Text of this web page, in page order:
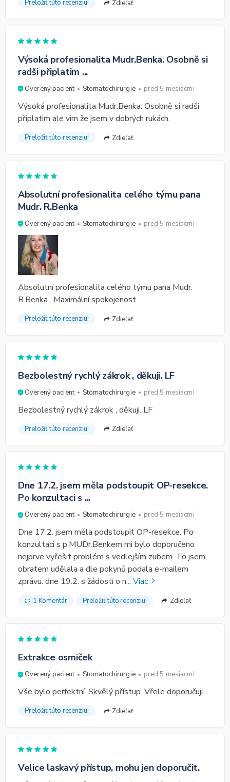
Preložiť túto recenziu! Zdieľať
Výsoká profesionalita Mudr.Benka. Osobně si
radši připlatim ...
Overený pacient Stomatochirurgie pred 5 mesiacmi
Výsoká profesionalita Mudr.Benka. Osobně si radši
připlatim ale vim že jsem v dobrých rukách.
Preložiť túto recenziu! Zdieľať
Absolutní profesionalita celého týmu pana
Mudr. R.Benka
Overený pacient Stomatochirurgie pred 5 mesiacmi
Absolutní profesionalita celého týmu pana Mudr.
R.Benka . Maximální spokojenost
Preložiť túto recenziu! Zdieľať
Bezbolestný rychlý zákrok , děkuji. LF
Overený pacient Stomatochirurgie pred 5 mesiacmi
Bezbolestný rychlý zákrok , děkuji. LF
Preložiť túto recenziu! Zdieľať
Dne 17.2. jsem měla podstoupit OP-resekce.
Po konzultaci s ...
Overený pacient Stomatochirurgie pred 5 mesiacmi
Dne 17.2. jsem měla podstoupit OP-resekce. Po
konzultaci s p.MUDr.Benkem mi bylo doporučeno
nejprve vyřešit problém s vedlejším zubem. To jsem
obratem udělala a dle pokynů podala e-mailem
zprávu. dne 19.2. s žádostí o n... Viac
1 Komentár Preložiť túto recenziu! Zdieľať
Extrakce osmiček
Overený pacient Stomatochirurgie pred 5 mesiacmi
Vše bylo perfektní. Skvělý přístup. Vřele doporučuji.
Preložiť túto recenziu! Zdieľať
Velice laskavý přístup, mohu jen doporučit.